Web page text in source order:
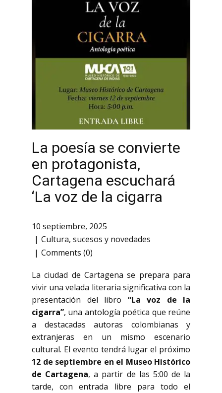
La poesía se convierte
en protagonista,
Cartagena escuchará
‘La voz de la cigarra
10 septiembre, 2025
Cultura, sucesos y novedades
Comments (0)
La ciudad de Cartagena se prepara para
vivir una velada literaria significativa con la
presentación del libro “La voz de la
cigarra”, una antología poética que reúne
a destacadas autoras colombianas y
extranjeras en un mismo escenario
cultural. El evento tendrá lugar el próximo
12 de septiembre en el Museo Histórico
de Cartagena, a partir de las 5:00 de la
tarde, con entrada libre para todo el